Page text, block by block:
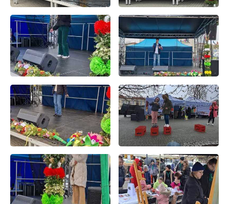
promocyjne mogą pojawić się na stronach podmiotów trzecich lub
firm będących naszymi partnerami oraz innych dostawców usług.
Firmy te działają w charakterze pośredników prezentujących nasze
treści w postaci wiadomości, ofert, komunikatów mediów
społecznościowych.